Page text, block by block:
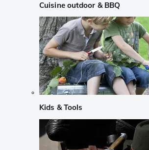
Cuisine outdoor & BBQ
Kids & Tools